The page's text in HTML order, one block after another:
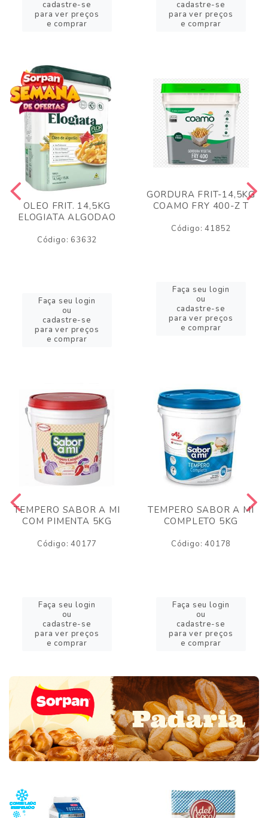
cadastre-se
para ver preços
e comprar
cadastre-se
para ver preços
e comprar
OLEO FRIT. 14,5KG
ELOGIATA ALGODAO
Código: 63632
Faça seu login
ou
cadastre-se
para ver preços
e comprar
GORDURA FRIT-14,5KG
COAMO FRY 400-Z T
Código: 41852
Faça seu login
ou
cadastre-se
para ver preços
e comprar
TEMPERO SABOR A MI
COM PIMENTA 5KG
Código: 40177
Faça seu login
ou
cadastre-se
para ver preços
e comprar
TEMPERO SABOR A MI
COMPLETO 5KG
Código: 40178
Faça seu login
ou
cadastre-se
para ver preços
e comprar